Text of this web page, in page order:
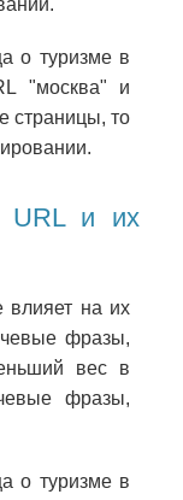
о туризме в
"москва" и
страницы, то
URL и их
на их
фразы,
вес в
фразы,
о туризме в